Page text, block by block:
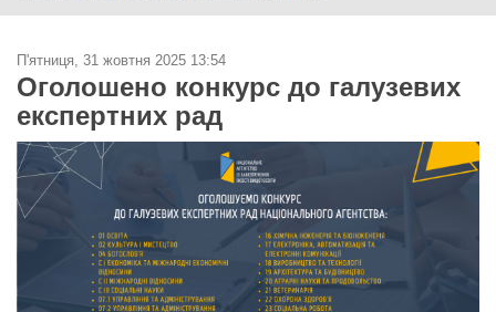
П'ятниця, 31 жовтня 2025 13:54
Оголошено конкурс до галузевих
експертних рад